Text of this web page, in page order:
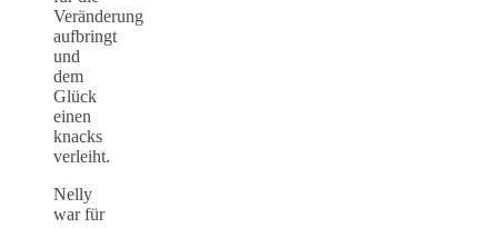
Veränderung
aufbringt
und
dem
Glück
einen
knacks
verleiht.
Nelly
war für